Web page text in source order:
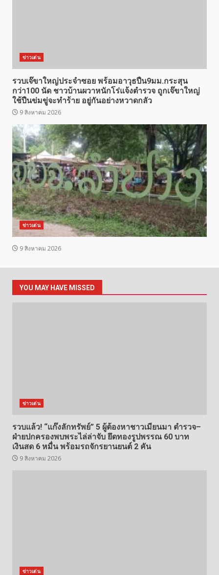
ข่าวเด่น
รวบเจ๊ขาใหญ่ประจำซอย พร้อมอาวุธปืน9มม.กระสุน
กว่า100 นัด ชาวบ้านผวาหนักโร่แจ้งตำรวจ ถูกเจ๊ขาใหญ่
ใช้ปืนข่มขู่จะทำร้าย อยู่กันอย่างหวาดกลัว
9 สิงหาคม 2026
ข่าวเด่น
9 สิงหาคม 2026
YOU MAY HAVE MISSED
ข่าวเด่น
รวบแล้ว! “แก๊งลักทรัพย์” 5 ผู้ต้องหาชาวเมียนมา ตำรวจ–
ฝ่ายปกครองพบพระไล่ล่าจับ ยึดทองรูปพรรณ 60 บาท
เงินสด 6 หมื่น พร้อมรถจักรยานยนต์ 2 คัน
9 สิงหาคม 2026
ข่าวเด่น